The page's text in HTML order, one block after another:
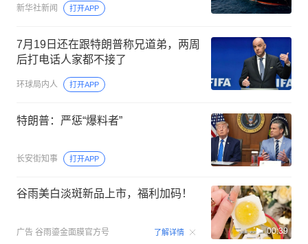
新华社新闻 打开APP
7月19日还在跟特朗普称兄道弟，两周
后打电话人家都不接了
环球局内人 打开APP
特朗普：严惩“爆料者”
长安街知事 打开APP
谷雨美白淡斑新品上市，福利加码！
广告 谷雨鎏金面膜官方号 了解详情 00:39